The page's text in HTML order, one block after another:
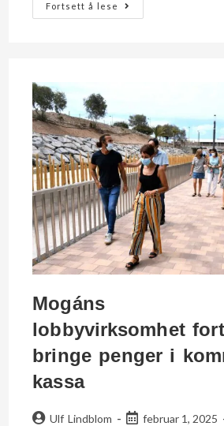
Fortsett å lese
Mogáns
lobbyvirksomhet
bringe penger i
kassa
Ulf Lindblom februar 1, 2025